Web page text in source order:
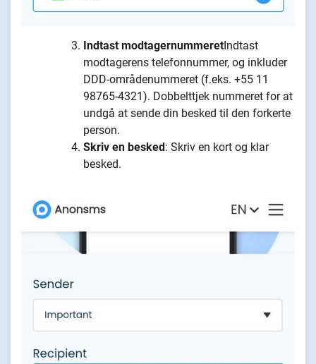
Indtast modtagernummeret Indtast
modtagerens telefonnummer, og inkluder
DDD-områdenummeret (f.eks. +55 11
98765-4321). Dobbelttjek nummeret for at
undgå at sende din besked til den forkerte
person.
Skriv en besked : Skriv en kort og klar
besked.